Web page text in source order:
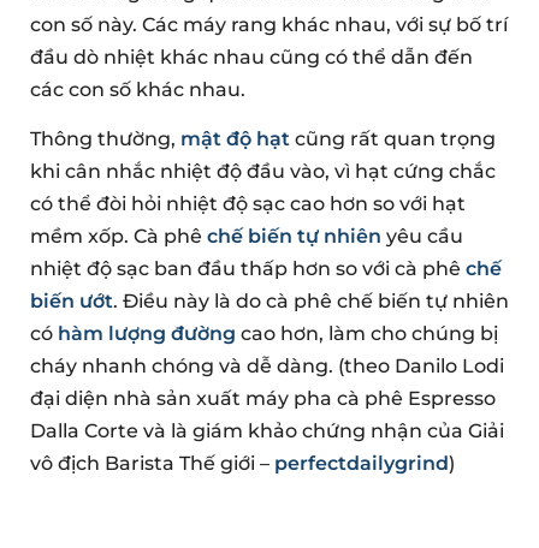
con số này. Các máy rang khác nhau, với sự bố trí
đầu dò nhiệt khác nhau cũng có thể dẫn đến
các con số khác nhau.
Thông thường, mật độ hạt cũng rất quan trọng
khi cân nhắc nhiệt độ đầu vào, vì hạt cứng chắc
có thể đòi hỏi nhiệt độ sạc cao hơn so với hạt
mềm xốp. Cà phê chế biến tự nhiên yêu cầu
nhiệt độ sạc ban đầu thấp hơn so với cà phê chế
biến ướt. Điều này là do cà phê chế biến tự nhiên
có hàm lượng đường cao hơn, làm cho chúng bị
cháy nhanh chóng và dễ dàng. (theo Danilo Lodi
đại diện nhà sản xuất máy pha cà phê Espresso
Dalla Corte và là giám khảo chứng nhận của Giải
vô địch Barista Thế giới – perfectdailygrind)